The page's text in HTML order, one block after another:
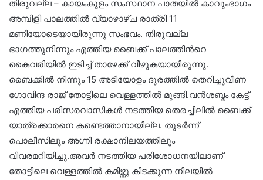
തിരുവല്ല – കായംകുളം സംസ്ഥാന പാതയിൽ കാവുംഭാഗം
അമ്പിളി പാലത്തിൽ വ്യാഴാഴ്ച രാത്രി 11
മണിയോടെയായിരുന്നു സംഭവം. തിരുവല്ല
ഭാഗത്തുനിന്നും എത്തിയ ബൈക്ക് പാലത്തിൻറെ
കൈവരിയിൽ ഇടിച്ച് താഴേക്ക് വീഴുകയായിരുന്നു.
ബൈക്കിൽ നിന്നും 15 അടിയോളം ദൂരത്തിൽ തെറിച്ചുവീണ
ഗോവിന്ദ രാജ് തോട്ടിലെ വെള്ളത്തിൽ മുങ്ങി.വൻശബ്ദം കേട്ട്
എത്തിയ പരിസരവാസികൾ നടത്തിയ തെരച്ചിലിൽ ബൈക്ക്
യാത്രക്കാരനെ കണ്ടെത്താനായില്ല. തുടർന്ന്
പൊലീസിലും അഗ്നി രക്ഷാനിലയത്തിലും
വിവരമറിയിച്ചു.അവർ നടത്തിയ പരിശോധനയിലാണ്
തോട്ടിലെ വെള്ളത്തിൽ കമിഴ്ന്നു കിടക്കുന്ന നിലയിൽ